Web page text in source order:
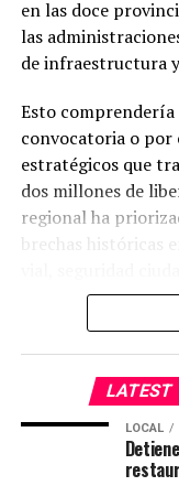
en las doce
las
de infraestructura
Esto comprendería
convocatoria o por
estratégicos que
dos millones de
regional ha
brechas históricas
saneamiento.
Del total de
Educación, 58 a
Seguridad
infraestructura
LATEST
LOCAL